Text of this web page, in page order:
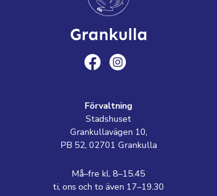
Förvaltning
Stadshuset
Grankullavägen 10,
PB 52, 02701 Grankulla
Må–fre kl. 8–15.45
ti, ons och to även 17–19.30